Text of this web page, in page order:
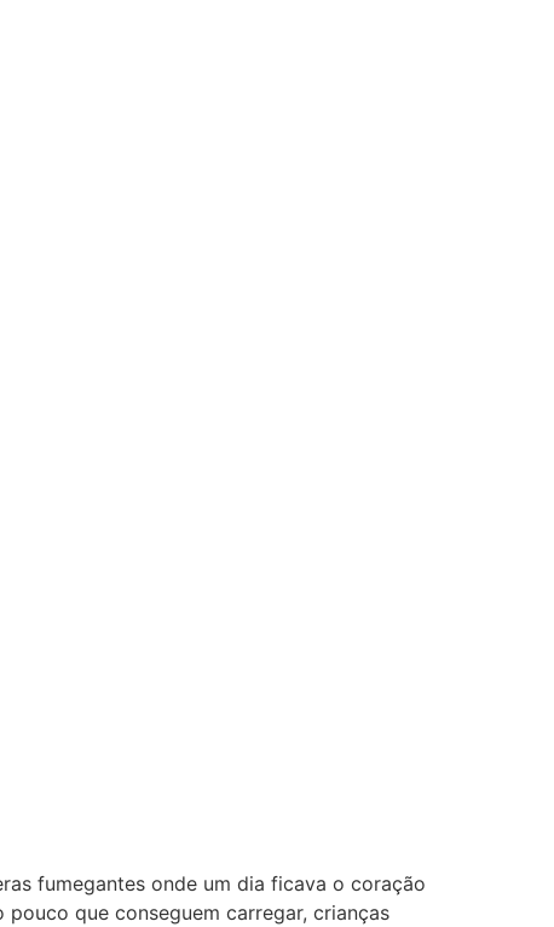
fumegantes onde um dia ficava o coração
que conseguem carregar, crianças